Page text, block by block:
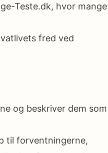
Teste.dk, hvor mange
fred ved
og beskriver dem som
til forventningerne,